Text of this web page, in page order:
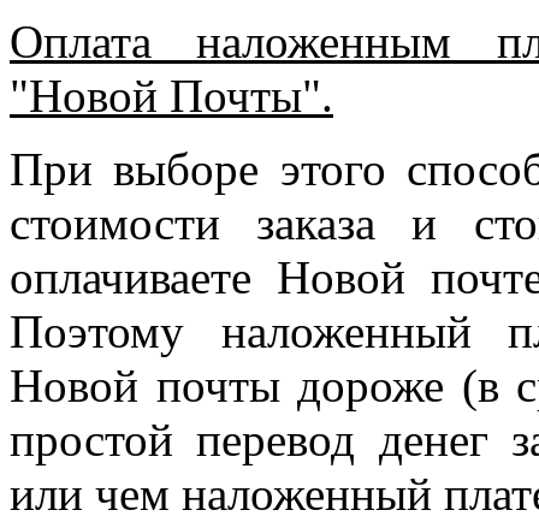
Оплата наложенным
"Новой Почты".
При выборе этого
стоимости заказа и
оплачиваете Новой
Поэтому наложенный
Новой почты дороже (в
простой перевод денег
или чем наложенный